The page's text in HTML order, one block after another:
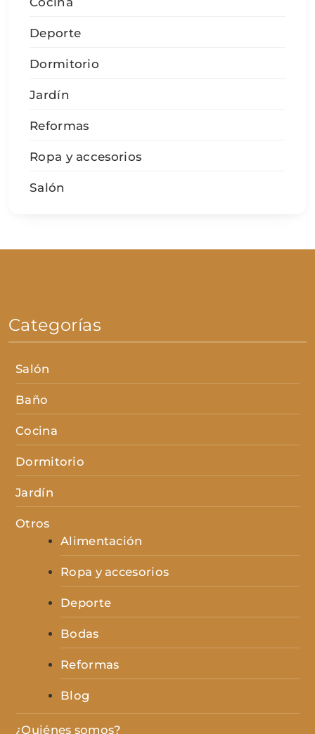
Deporte
Dormitorio
Jardín
Reformas
Ropa y accesorios
Salón
Categorías
Salón
Baño
Cocina
Dormitorio
Jardín
Otros
Alimentación
Ropa y accesorios
Deporte
Bodas
Reformas
Blog
¿Quiénes somos?